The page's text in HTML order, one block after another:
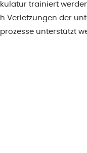
trainiert
Verletzungen der
unterstützt